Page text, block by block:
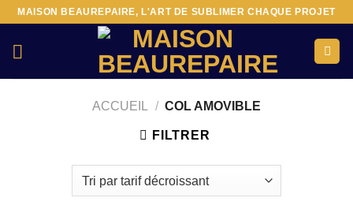
Passer
contenu
MAISON BEAUREPAIRE, L'ART DE SUBLIMER CHAQUE PROJET
ACCUEIL / COL AMOVIBLE
FILTRER